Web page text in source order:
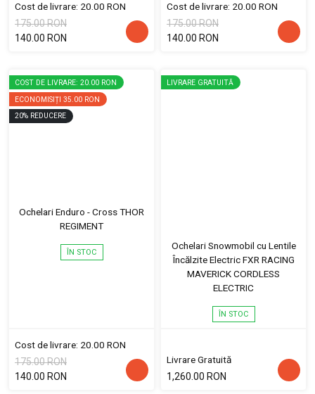
Cost de livrare: 20.00 RON
175.00 RON
140.00 RON
Cost de livrare: 20.00 RON
175.00 RON
140.00 RON
COST DE LIVRARE: 20.00 RON
ECONOMISIȚI 35.00 RON
20% REDUCERE
Ochelari Enduro - Cross THOR
REGIMENT
ÎN STOC
Cost de livrare: 20.00 RON
175.00 RON
140.00 RON
LIVRARE GRATUITĂ
Ochelari Snowmobil cu Lentile
Încălzite Electric FXR RACING
MAVERICK CORDLESS
ELECTRIC
ÎN STOC
Livrare Gratuită
1,260.00 RON